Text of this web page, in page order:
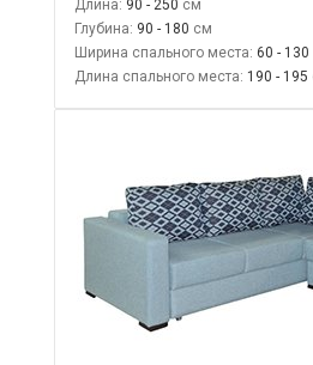
Длина: 90 - 250
Глубина: 90 - 180
Ширина спального места: 60 - 130
Длина спального места: 190 - 195